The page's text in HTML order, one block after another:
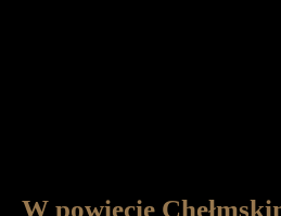
W powiecie